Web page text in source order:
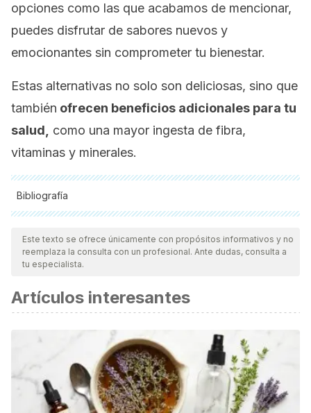
opciones como las que acabamos de mencionar,
puedes disfrutar de sabores nuevos y
emocionantes sin comprometer tu bienestar.
Estas alternativas no solo son deliciosas, sino que
también ofrecen beneficios adicionales para tu
salud,
como una mayor ingesta de fibra,
vitaminas y minerales.
Bibliografía
Todas las fuentes citadas fueron revisadas a profundidad por
nuestro equipo, para asegurar su calidad, confiabilidad,
vigencia y validez.La bibliografía de este artículo fue
científica.
Ahmed, F. A., & Ali, R. F. (2013). Bioactive compounds and
antioxidant activity of fresh and processed white
BioMed research international ,2013, 367819.
https://www.ncbi.nlm.nih.gov/pmc/articles/PMC3793502/
Eating white rice regularly may raise type 2 diabetes risk.
Este texto se ofrece únicamente con propósitos informativos y no
reemplaza la consulta con un profesional. Ante dudas, consulta a
tu especialista.
Artículos interesantes